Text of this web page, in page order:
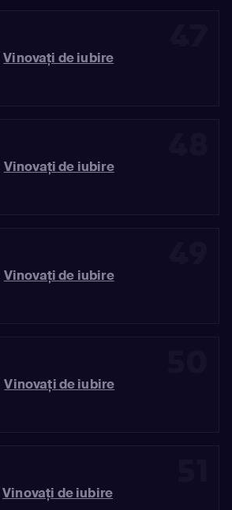
Vinovaţi de iubire
Vinovaţi de iubire
Vinovaţi de iubire
Vinovaţi de iubire
Vinovaţi de iubire